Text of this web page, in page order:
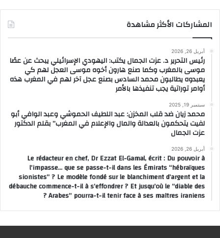
المشاركات الأكثر مشاهدة
أبريل 26, 2026
رئيس التحرير د. عزت الجمال يكتب: اليهودي الإسرائيلي يبحث عن عصًا
موسى بالمغرب وكما صنع هارون أخوه موسى العجل لهم كي
يعبدوه يطالبون محمد السادس بصنع عجل آخر لهم في المغرب هذه
أوامر توراتية يجب تنفيذها بالأمر
سبتمبر 19, 2025
محمد زيان ضد قلب المخزن: عبد اللطيف الحموشي وعبد الوافي أبو
لفيت يتحكمون بالعدالة والمال والإعلام في المغرب” بقلم الدكتور
عزت الجمال
أبريل 26, 2026
Le rédacteur en chef, Dr Ezzat El-Gamal, écrit : Du pouvoir à
l’impasse… que se passe-t-il dans les Émirats “hébraïques
sionistes” ? Le modèle fondé sur le blanchiment d’argent et la
débauche commence-t-il à s’effondrer ? Et jusqu’où le “diable des
Arabes” pourra-t-il tenir face à ses maîtres iraniens ?